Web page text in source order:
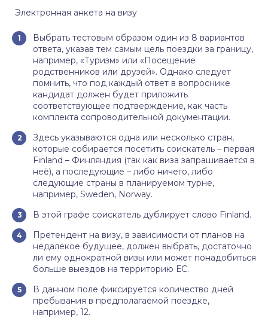
Электронная анкета на визу
Выбрать тестовым образом один из 8 вариантов
ответа, указав тем самым цель поездки за границу,
например, «Туризм» или «Посещение
родственников или друзей». Однако следует
помнить, что под каждый ответ в вопроснике
кандидат должен будет приложить
соответствующее подтверждение, как часть
комплекта сопроводительной документации.
Здесь указываются одна или несколько стран,
которые собирается посетить соискатель – первая
Finland – Финляндия (так как виза запрашивается в
неё), а последующие – либо ничего, либо
следующие страны в планируемом турне,
например, Sweden, Norway.
В этой графе соискатель дублирует слово Finland.
Претендент на визу, в зависимости от планов на
недалёкое будущее, должен выбрать, достаточно
ли ему однократной визы или может понадобиться
больше выездов на территорию ЕС.
В данном поле фиксируется количество дней
пребывания в предполагаемой поездке,
например, 12.